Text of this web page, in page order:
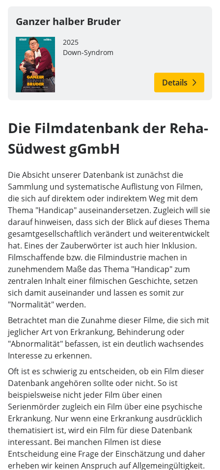
Ganzer halber Bruder
2025
Down-Syndrom
Details
Die Filmdatenbank der Reha-
Südwest gGmbH
Die Absicht unserer Datenbank ist zunächst die
Sammlung und systematische Auflistung von Filmen,
die sich auf direktem oder indirektem Weg mit dem
Thema "Handicap" auseinandersetzen. Zugleich will sie
darauf hinweisen, dass sich der Blick auf dieses Thema
gesamtgesellschaftlich verändert und weiterentwickelt
hat. Eines der Zauberwörter ist auch hier Inklusion.
Filmschaffende bzw. die Filmindustrie machen in
zunehmendem Maße das Thema "Handicap" zum
zentralen Inhalt einer filmischen Geschichte, setzen
sich damit auseinander und lassen es somit zur
"Normalität" werden.
Betrachtet man die Zunahme dieser Filme, die sich mit
jeglicher Art von Erkrankung, Behinderung oder
"Abnormalität" befassen, ist ein deutlich wachsendes
Interesse zu erkennen.
Oft ist es schwierig zu entscheiden, ob ein Film dieser
Datenbank angehören sollte oder nicht. So ist
beispielsweise nicht jeder Film über einen
Serienmörder zugleich ein Film über eine psychische
Erkrankung. Nur wenn eine Erkrankung ausdrücklich
thematisiert ist, wird ein Film für diese Datenbank
interessant. Bei manchen Filmen ist diese
Entscheidung eine Frage der Einschätzung und daher
erheben wir keinen Anspruch auf Allgemeingültigkeit.